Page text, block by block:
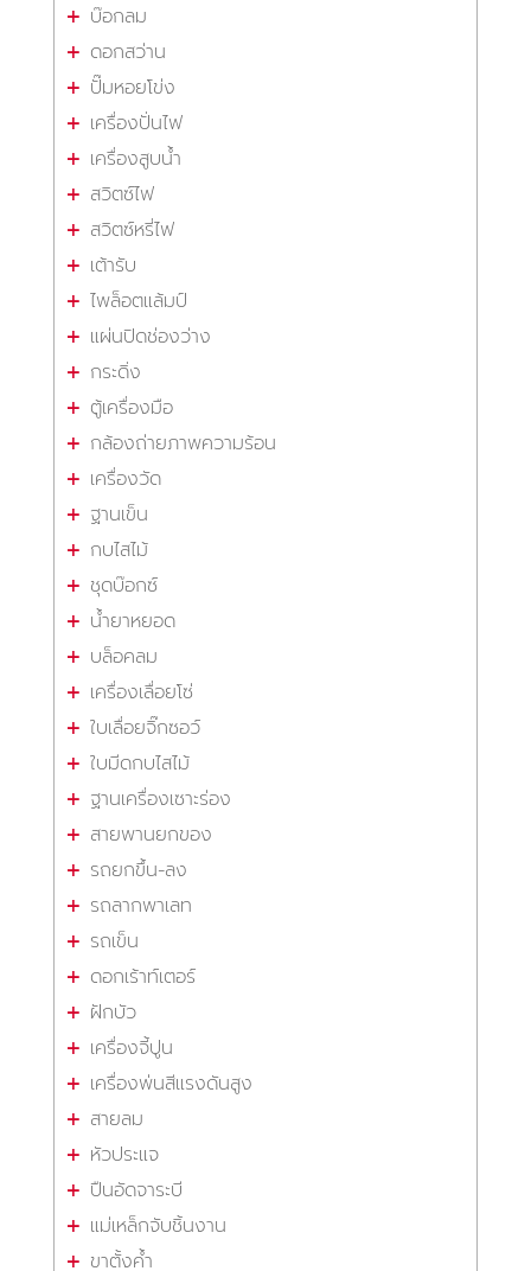
บ๊อกลม
ดอกสว่าน
ปั๊มหอยโข่ง
เครื่องปั่นไฟ
เครื่องสูบน้ำ
สวิตซ์ไฟ
สวิตซ์หรี่ไฟ
เต้ารับ
ไพล็อตแล้มป์
แผ่นปิดช่องว่าง
กระดิ่ง
ตู้เครื่องมือ
กล้องถ่ายภาพความร้อน
เครื่องวัด
ฐานเข็น
กบไสไม้
ชุดบ๊อกซ์
น้ำยาหยอด
บล็อคลม
เครื่องเลื่อยโซ่
ใบเลื่อยจิ๊กซอว์
ใบมีดกบไสไม้
ฐานเครื่องเซาะร่อง
สายพานยกของ
รถยกขึ้น-ลง
รถลากพาเลท
รถเข็น
ดอกเร้าท์เตอร์
ฝักบัว
เครื่องจี้ปูน
เครื่องพ่นสีแรงดันสูง
สายลม
หัวประแจ
ปืนอัดจาระบี
แม่เหล็กจับชิ้นงาน
ขาตั้งค้ำ